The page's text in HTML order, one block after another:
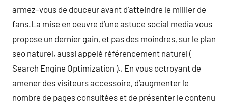
armez-vous de douceur avant d’atteindre le millier de
fans.La mise en oeuvre d’une astuce social media vous
propose un dernier gain, et pas des moindres, sur le plan
seo naturel, aussi appelé référencement naturel (
Search Engine Optimization )., En vous octroyant de
amener des visiteurs accessoire, d’augmenter le
nombre de pages consultées et de présenter le contenu